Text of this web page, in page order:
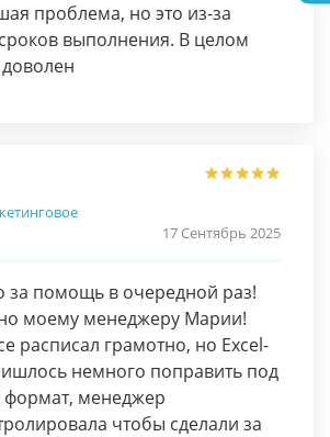
проблема, но это из-за
выполнения. В целом
доволен
17 Сентябрь 2025
за помощь в очередной раз!
моему менеджеру Марии!
расписал грамотно, но Excel-
немного поправить под
менеджер
чтобы сделали за